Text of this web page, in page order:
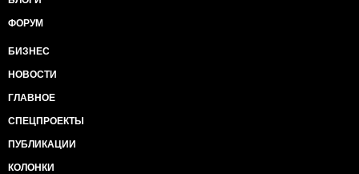
ФОРУМ
БИЗНЕС
НОВОСТИ
ГЛАВНОЕ
СПЕЦПРОЕКТЫ
ПУБЛИКАЦИИ
КОЛОНКИ